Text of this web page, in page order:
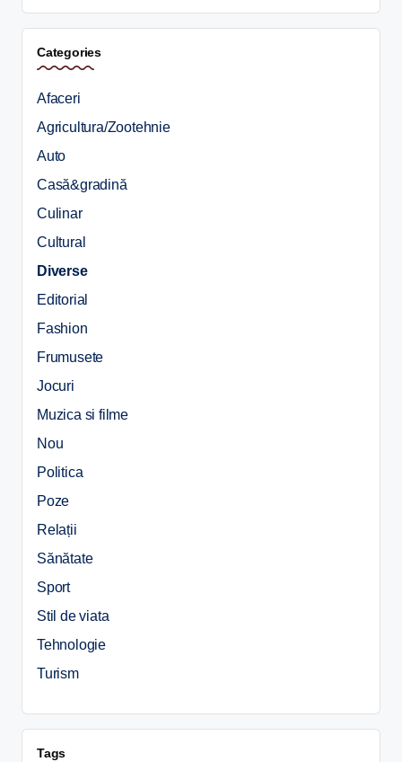
Categories
Afaceri
Agricultura/Zootehnie
Auto
Casă&gradină
Culinar
Cultural
Diverse
Editorial
Fashion
Frumusete
Jocuri
Muzica si filme
Nou
Politica
Poze
Relații
Sănătate
Sport
Stil de viata
Tehnologie
Turism
Tags